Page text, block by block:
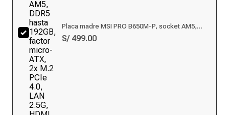
Placa madre MSI PRO B650M-P, socket AM5,
DDR5 hasta 192GB, factor micro-ATX, 2x M.2 PCIe
4.0, LAN 2.5G, HDMI y DisplayPort
S/ 499.00